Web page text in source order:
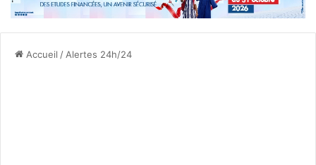
Accueil / Alertes 24h/24